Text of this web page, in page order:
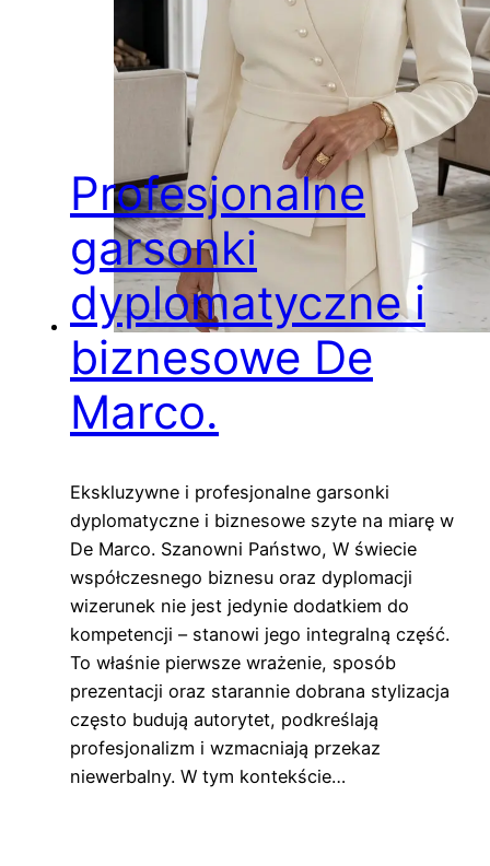
Profesjonalne
garsonki
dyplomatyczne i
biznesowe De
Marco.
Ekskluzywne i profesjonalne garsonki
dyplomatyczne i biznesowe szyte na miarę w
De Marco. Szanowni Państwo, W świecie
współczesnego biznesu oraz dyplomacji
wizerunek nie jest jedynie dodatkiem do
kompetencji – stanowi jego integralną część.
To właśnie pierwsze wrażenie, sposób
prezentacji oraz starannie dobrana stylizacja
często budują autorytet, podkreślają
profesjonalizm i wzmacniają przekaz
niewerbalny. W tym kontekście…